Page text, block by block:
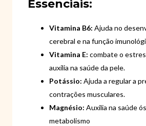
Essenciais:
Vitamina B6: Ajuda no
cerebral e na função
Vitamina E: combate o
auxilia na saúde da pele.
Potássio: Ajuda a regular a
contrações musculares.
Magnésio: Auxilia na saúde
metabolismo